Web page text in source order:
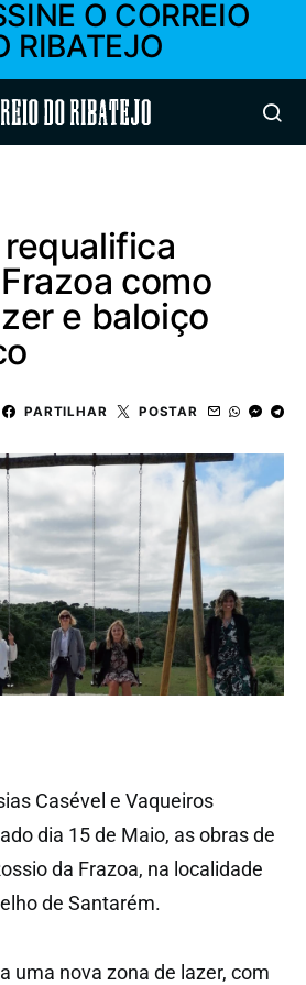
O CORREIO
RIBATEJO
do Ribatejo
como
e baloiço
PARTILHAR POSTAR
Casével e Vaqueiros
dia 15 de Maio, as obras de
da Frazoa, na localidade
de Santarém.
uma nova zona de lazer, com